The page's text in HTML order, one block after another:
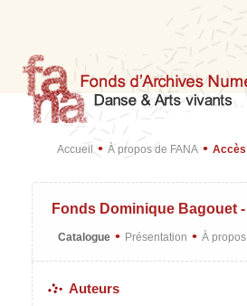
Accueil • À propos de FANA • Accès
Fonds Dominique Bagouet
Catalogue • Présentation • À propos
Auteurs